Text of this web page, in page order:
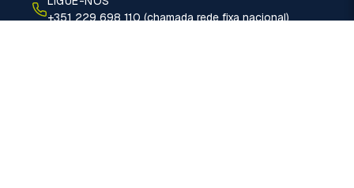
+351 229 698 110 (chamada rede fixa nacional)